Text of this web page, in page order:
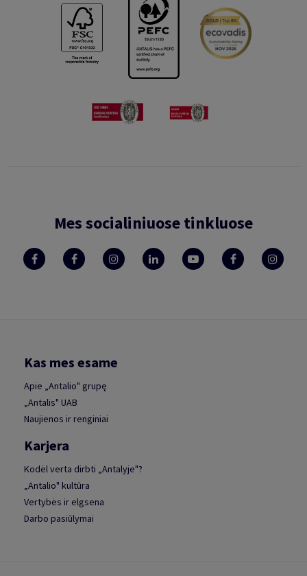
Mes socialiniuose tinkluose
Kas mes esame
Apie „Antalio" grupę
„Antalis" UAB
Naujienos ir renginiai
Karjera
Kodėl verta dirbti „Antalyje"?
„Antalio" kultūra
Vertybės ir elgsena
Darbo pasiūlymai